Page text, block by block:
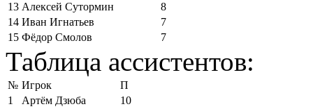
13 Алексей Сутормин
8
14 Иван Игнатьев
7
15 Фёдор Смолов 7
Таблица ассистентов:
№ Игрок
П
1
Артём Дзюба
10